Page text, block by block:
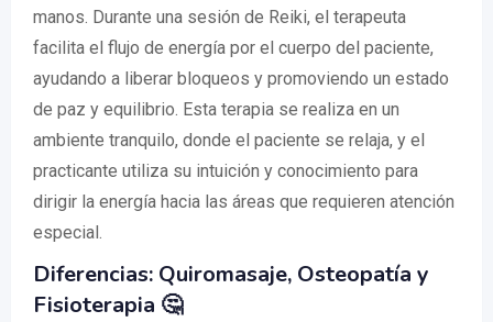
manos. Durante una sesión de Reiki, el terapeuta
facilita el flujo de energía por el cuerpo del paciente,
ayudando a liberar bloqueos y promoviendo un estado
de paz y equilibrio. Esta terapia se realiza en un
ambiente tranquilo, donde el paciente se relaja, y el
practicante utiliza su intuición y conocimiento para
dirigir la energía hacia las áreas que requieren atención
especial.
Diferencias: Quiromasaje, Osteopatía y
Fisioterapia 🤔